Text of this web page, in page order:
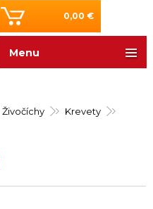
0,00 €
Živočíchy
Krevety
Menu